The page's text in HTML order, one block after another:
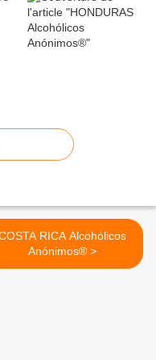
RICA Alcohólicos
Anónimos® >